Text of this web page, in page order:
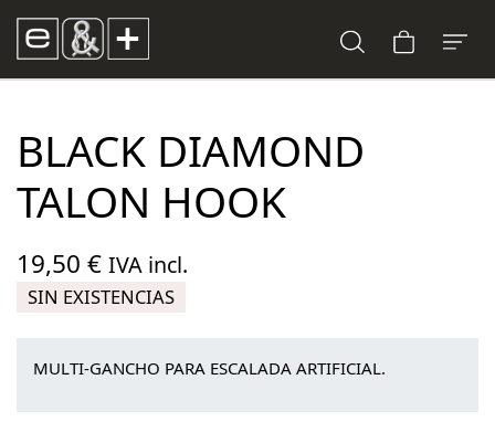
BLACK DIAMOND
TALON HOOK
19,50 € IVA incl.
SIN EXISTENCIAS
MULTI-GANCHO PARA ESCALADA ARTIFICIAL.